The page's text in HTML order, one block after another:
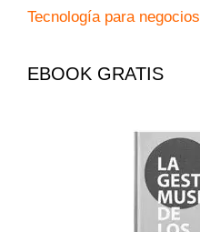
Tecnología para negocios
EBOOK GRATIS